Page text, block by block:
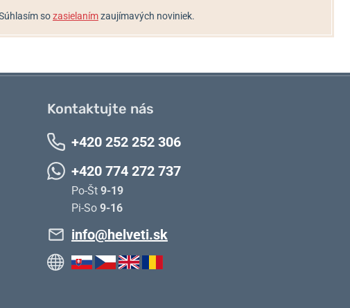
sozasielanímzaujímavých noviniek.
Kontaktujte nás
+420 252 252 306
+420 774 272 737
Po-Št 9-19
Pi-So 9-16
info@helveti.sk